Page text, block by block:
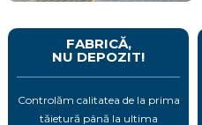
FABRICĂ,
NU DEPOZIT!
Controlăm calitatea de la prima
tăietură până la ultima